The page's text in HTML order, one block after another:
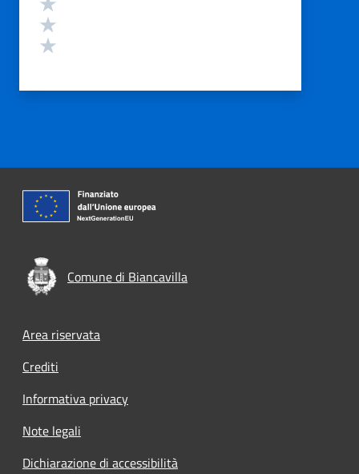
Comune di Biancavilla
Footer menu
Area riservata
Crediti
Informativa privacy
Note legali
Dichiarazione di accessibilità